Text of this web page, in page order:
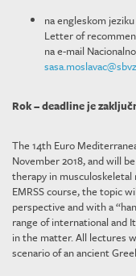
na engleskom
Letter of
na e-mail
Rok – deadline je
The 14th Euro
November 2018, and will
therapy in
EMRSS course, the topic
perspective and with a
range of international and
in the matter. All lectures
scenario of an ancient